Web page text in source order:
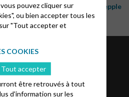
Actualités des Églises Cepple
Groupes régionaux CEPE
Intranet / Archives
pouvez cliquer sur
ou bien accepter tous les
"Tout accepter et
COOKIES
Tout accepter
être retrouvés à tout
d'information sur les